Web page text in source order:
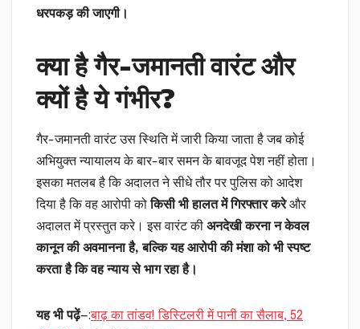
धरपकड़ की जाएगी।
क्या है गैर-जमानती वारंट और
क्यों है ये गंभीर?
गैर-जमानती वारंट उस स्थिति में जारी किया जाता है जब कोई
अभियुक्त न्यायालय के बार-बार समन के बावजूद पेश नहीं होता।
इसका मतलब है कि अदालत ने सीधे तौर पर पुलिस को आदेश
दिया है कि वह आरोपी कोकिसी भी हालत में गिरफ्तार करेऔर
अदालत में प्रस्तुत करे। इस वारंट की अनदेखी करना न केवल
कानून की अवमानना है, बल्कि यह आरोपी की मंशा को भी स्पष्ट
करता है कि वह न्याय से भाग रहा है।
यह भी पढ़ें—:बाढ़ का तांडव! डिस्टिलरी में पानी का सैलाब, 52